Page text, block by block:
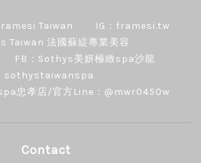
Taiwan
IG：framesi.tw
Taiwan 法國蘇緹專業美容
FB：Sothys美妍極緻spa沙龍
sothystaiwanspa
忠孝店/官方Line：@mwr0450w
Contact